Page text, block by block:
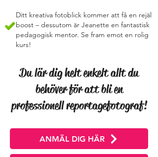
Ditt kreativa fotoblick kommer att få en rejäl
boost – dessutom är Jeanette en fantastisk
pedagogisk mentor. Se fram emot en rolig
kurs!
Du lär dig helt enkelt allt du
behöver för att bli en
professionell reportagefotograf!
ANMÄL DIG HÄR